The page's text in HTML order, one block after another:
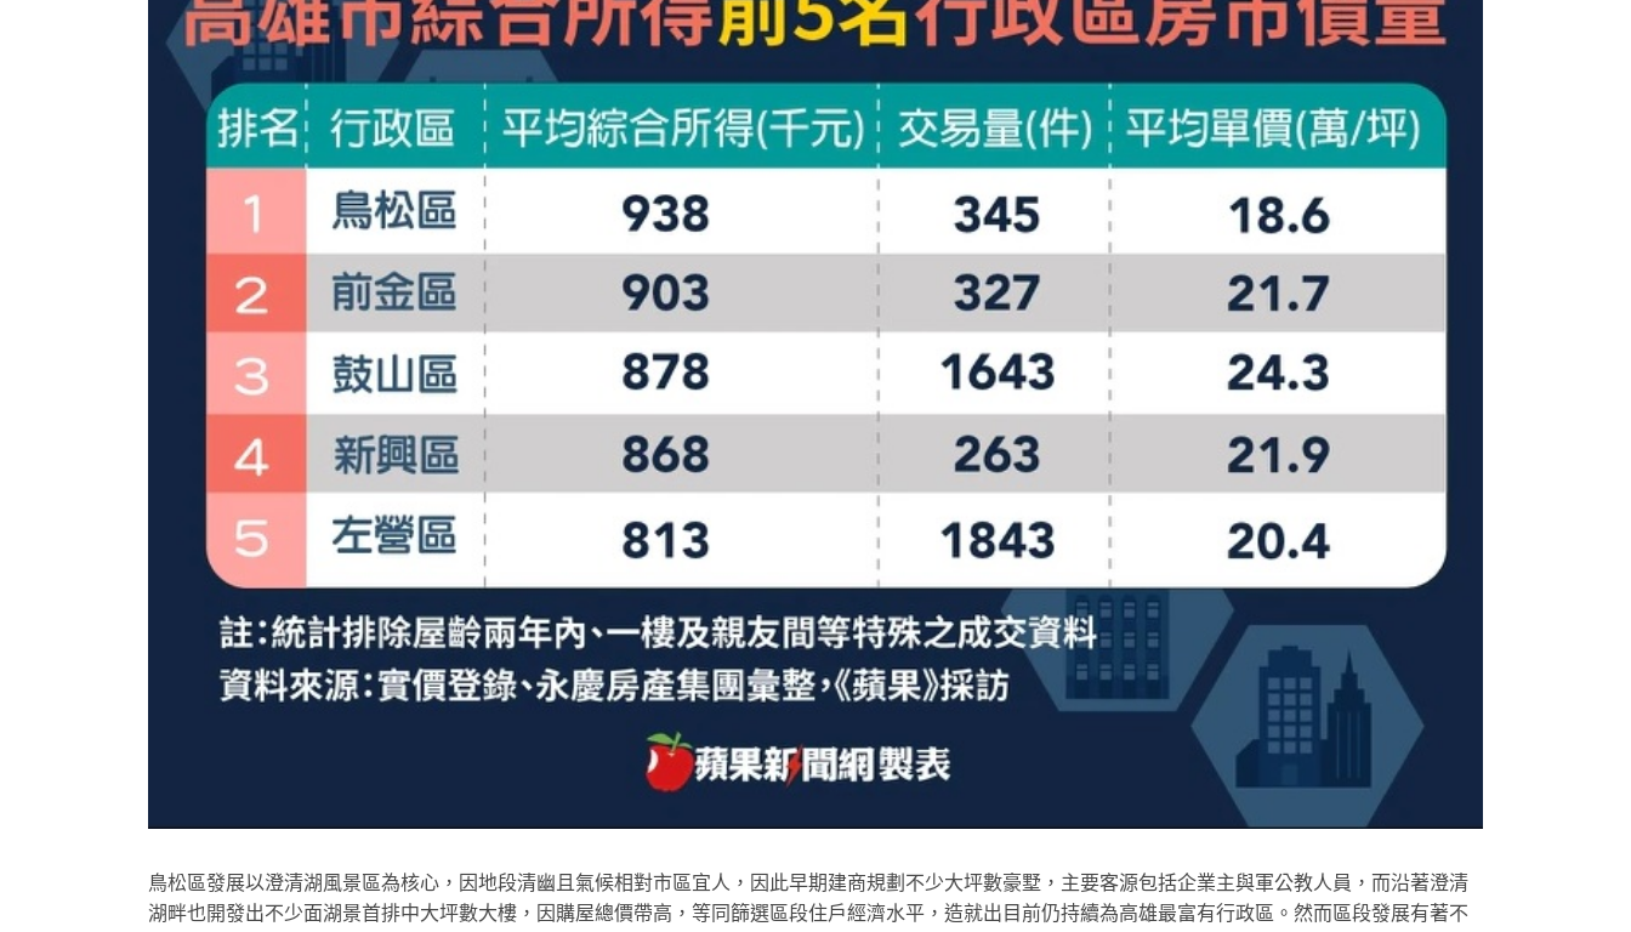
鳥松區發展以澄清湖風景區為核心，因地段清幽且氣候相對市區宜人，因此早期建商規劃不少大坪數豪墅，主要客源包括企業主與軍公教人員，而沿著澄清
湖畔也開發出不少面湖景首排中大坪數大樓，因購屋總價帶高，等同篩選區段住戶經濟水平，造就出目前仍持續為高雄最富有行政區。然而區段發展有著不